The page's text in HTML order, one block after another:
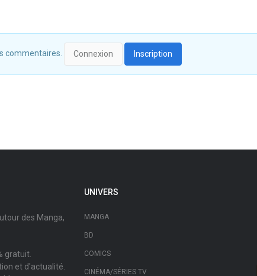
commentaires. Connexion Inscription
des Manga,
gratuit.
et d'actualité.
UNIVERS
MANGA
BD
COMICS
CINÉMA/SÉRIES TV